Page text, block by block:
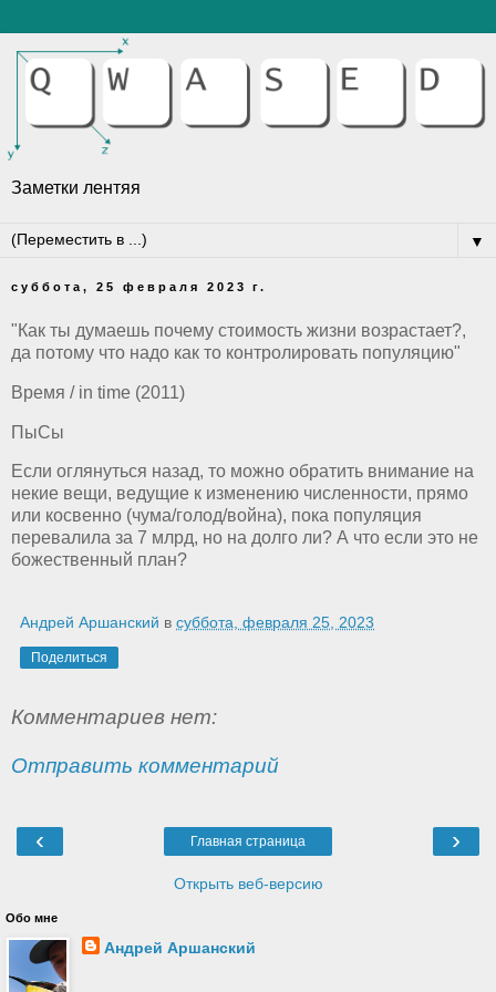
Заметки лентяя
▼
суббота, 25 февраля 2023 г.
"Как ты думаешь почему стоимость жизни возрастает?,
да потому что надо как то контролировать популяцию"
Время / in time (2011)
ПыСы
Если оглянуться назад, то можно обратить внимание на
некие вещи, ведущие к изменению численности, прямо
или косвенно (чума/голод/война), пока популяция
перевалила за 7 млрд, но на долго ли? А что если это не
божественный план?
Андрей Аршанский в суббота, февраля 25, 2023
Поделиться
Комментариев нет:
Отправить комментарий
‹ ›
Главная страница
Открыть веб-версию
Обо мне
Андрей Аршанский